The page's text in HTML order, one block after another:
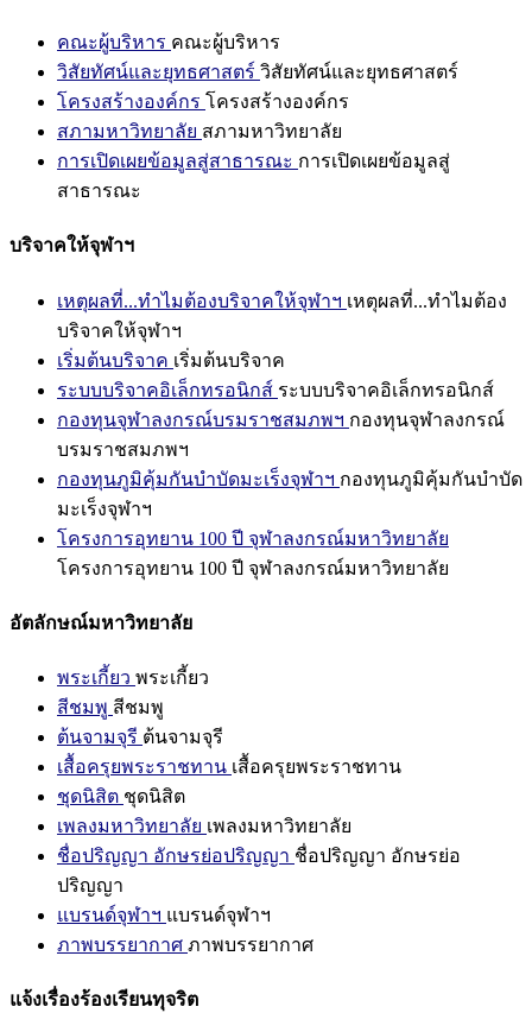
คณะผู้บริหาร คณะผู้บริหาร
วิสัยทัศน์และยุทธศาสตร์ วิสัยทัศน์และยุทธศาสตร์
โครงสร้างองค์กร โครงสร้างองค์กร
สภามหาวิทยาลัย สภามหาวิทยาลัย
การเปิดเผยข้อมูลสู่สาธารณะ การเปิดเผยข้อมูลสู่
สาธารณะ
บริจาคให้จุฬาฯ
เหตุผลที่...ทำไมต้องบริจาคให้จุฬาฯ เหตุผลที่...ทำไมต้อง
บริจาคให้จุฬาฯ
เริ่มต้นบริจาค เริ่มต้นบริจาค
ระบบบริจาคอิเล็กทรอนิกส์ ระบบบริจาคอิเล็กทรอนิกส์
กองทุนจุฬาลงกรณ์บรมราชสมภพฯ กองทุนจุฬาลงกรณ์
บรมราชสมภพฯ
กองทุนภูมิคุ้มกันบำบัดมะเร็งจุฬาฯ กองทุนภูมิคุ้มกันบำบัด
มะเร็งจุฬาฯ
โครงการอุทยาน 100 ปี จุฬาลงกรณ์มหาวิทยาลัย
โครงการอุทยาน 100 ปี จุฬาลงกรณ์มหาวิทยาลัย
อัตลักษณ์มหาวิทยาลัย
พระเกี้ยว พระเกี้ยว
สีชมพู สีชมพู
ต้นจามจุรี ต้นจามจุรี
เสื้อครุยพระราชทาน เสื้อครุยพระราชทาน
ชุดนิสิต ชุดนิสิต
เพลงมหาวิทยาลัย เพลงมหาวิทยาลัย
ชื่อปริญญา อักษรย่อปริญญา ชื่อปริญญา อักษรย่อ
ปริญญา
แบรนด์จุฬาฯ แบรนด์จุฬาฯ
ภาพบรรยากาศ ภาพบรรยากาศ
แจ้งเรื่องร้องเรียนทุจริต